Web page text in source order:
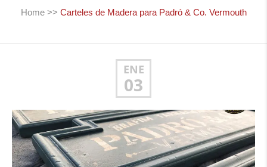
Home >> Carteles de Madera para Padró & Co. Vermouth
ENE
03